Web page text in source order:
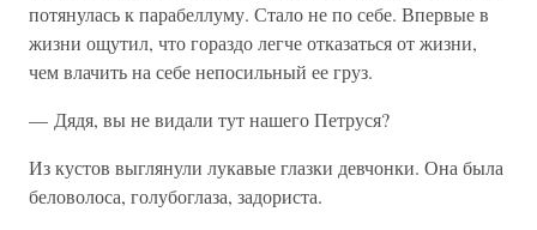
потянулась к парабеллуму. Стало не по себе. Впервые в
жизни ощутил, что гораздо легче отказаться от жизни,
чем влачить на себе непосильный ее груз.
— Дядя, вы не видали тут нашего Петруся?
Из кустов выглянули лукавые глазки девчонки. Она была
беловолоса, голубоглаза, задориста.